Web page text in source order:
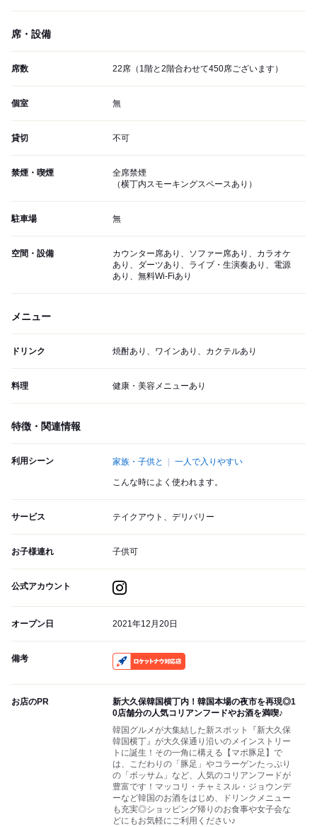
席・設備
席数 22席（1階と2階合わせて450席ございます）
個室 無
貸切 不可
禁煙・喫煙
全席禁煙
（横丁内スモーキングスペースあり）
駐車場 無
空間・設備
カウンター席あり、ソファー席あり、カラオケ
あり、ダーツあり、ライブ・生演奏あり、電源
あり、無料Wi-Fiあり
メニュー
ドリンク 焼酎あり、ワインあり、カクテルあり
料理 健康・美容メニューあり
特徴・関連情報
利用シーン 家族・子供と 一人で入りやすい
こんな時によく使われます。
サービス テイクアウト、デリバリー
お子様連れ 子供可
公式アカウント
オープン日 2021年12月20日
備考
お店のPR
新大久保韓国横丁内！韓国本場の夜市を再現◎1
0店舗分の人気コリアンフードやお酒を満喫♪
韓国グルメが大集結した新スポット『新大久保
韓国横丁』が大久保通り沿いのメインストリー
トに誕生！その一角に構える【マポ豚足】で
は、こだわりの「豚足」やコラーゲンたっぷり
の「ボッサム」など、人気のコリアンフードが
豊富です！マッコリ・チャミスル・ジョウンデ
ーなど韓国のお酒をはじめ、ドリンクメニュー
も充実◎ショッピング帰りのお食事や女子会な
どにもお気軽にご利用ください♪